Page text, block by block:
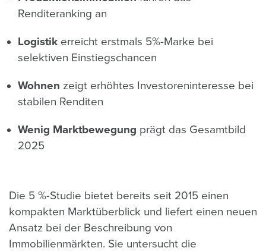
Renditeranking an
Logistik erreicht erstmals 5%-Marke bei
selektiven Einstiegschancen
Wohnen zeigt erhöhtes Investoreninteresse bei
stabilen Renditen
Wenig Marktbewegung prägt das Gesamtbild
2025
Die 5 %-Studie bietet bereits seit 2015 einen
kompakten Marktüberblick und liefert einen neuen
Ansatz bei der Beschreibung von
Immobilienmärkten. Sie untersucht die